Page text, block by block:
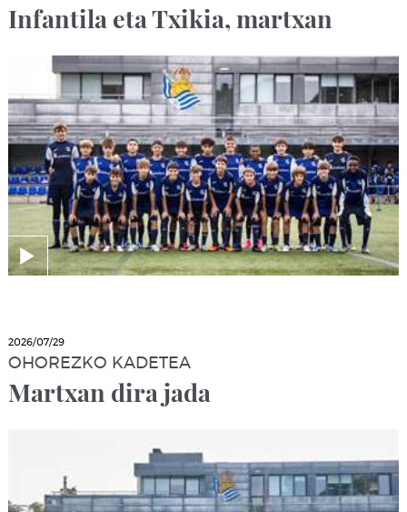
Infantila eta Txikia, martxan
2026/07/29
OHOREZKO KADETEA
Martxan dira jada